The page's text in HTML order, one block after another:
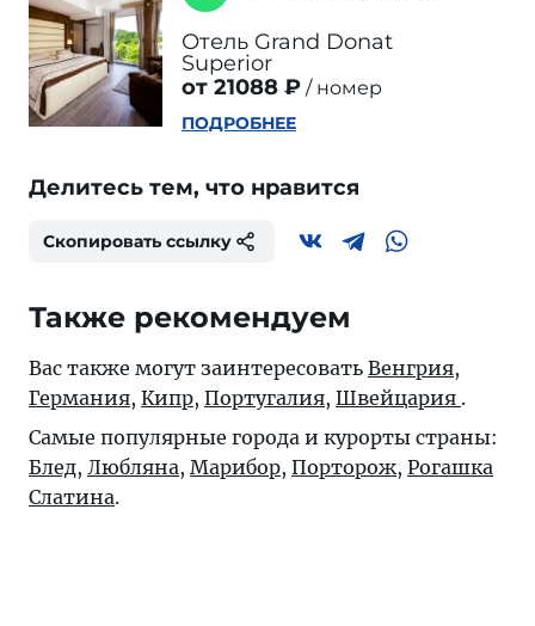
Отель Grand Donat
Superior
от 21088 ₽
номер
ПОДРОБНЕЕ
Делитесь тем, что нравится
Скопировать ссылку
Также рекомендуем
Вас также могут заинтересовать Венгрия,
Германия, Кипр, Португалия, Швейцария .
Самые популярные города и курорты страны:
Блед, Любляна, Марибор, Порторож, Рогашка
Слатина.